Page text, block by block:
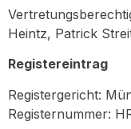
Heintz, Patrick
Registereintrag
Registergericht:
Registernummer: